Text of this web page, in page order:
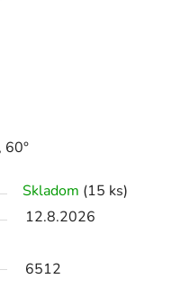
60°
Skladom (15 ks)
12.8.2026
6512